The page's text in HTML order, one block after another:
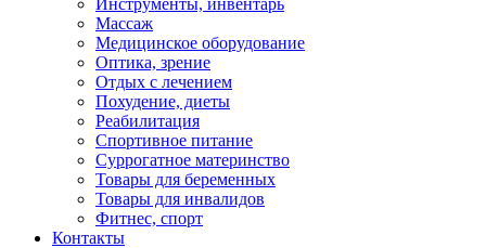
Массаж
Медицинское оборудование
Оптика, зрение
Отдых с лечением
Похудение, диеты
Реабилитация
Спортивное питание
Суррогатное материнство
Товары для беременных
Товары для инвалидов
Фитнес, спорт
Контакты